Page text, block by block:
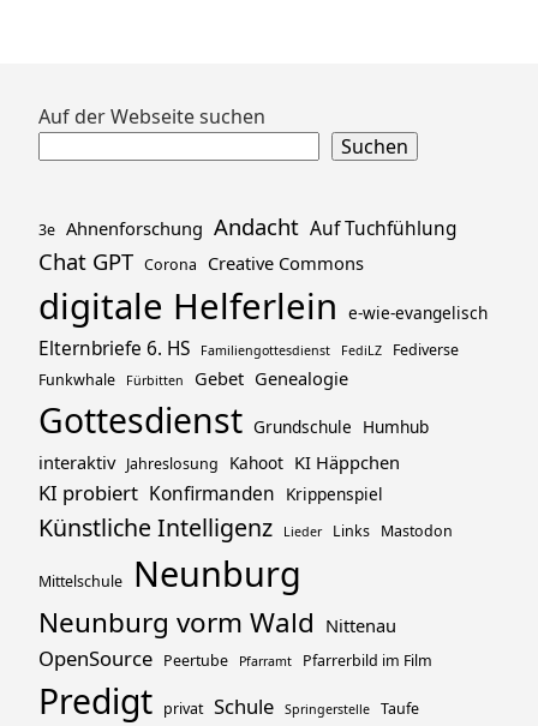
Zum
Auf der Webseite suchen
Suchen
3e Ahnenforschung Andacht Auf Tuchfühlung
Chat GPT Corona Creative Commons
digitale Helferlein e-wie-evangelisch
Elternbriefe 6. HS Familiengottesdienst FediLZ
Fediverse
Funkwhale
Fürbitten Gebet Genealogie
Gottesdienst Grundschule Humhub
interaktiv Jahreslosung Kahoot KI Häppchen
KI probiert Konfirmanden Krippenspiel
Künstliche Intelligenz Lieder Links Mastodon
Mittelschule Neunburg
Neunburg vorm Wald Nittenau
OpenSource Peertube Pfarramt Pfarrerbild im Film
Predigt privat Schule Springerstelle Taufe